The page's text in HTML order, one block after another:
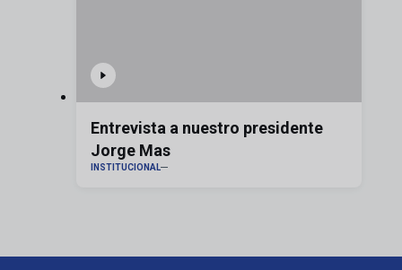
Entrevista a nuestro presidente
Jorge Mas
INSTITUCIONAL